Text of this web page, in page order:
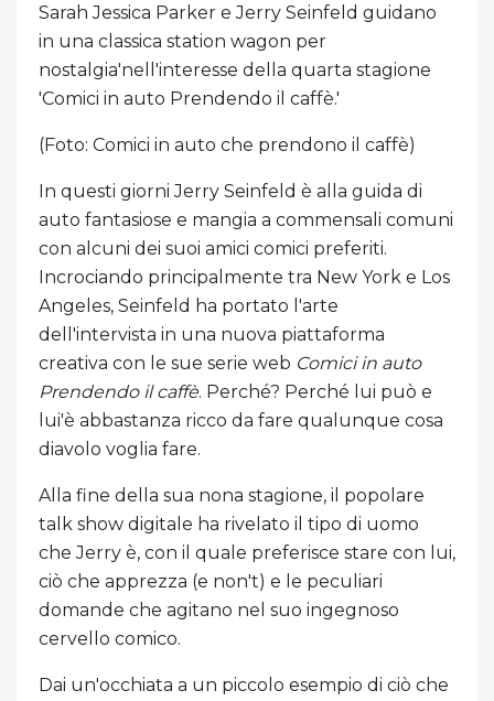
Sarah Jessica Parker e Jerry Seinfeld guidano
in una classica station wagon per
nostalgia'nell'interesse della quarta stagione
'Comici in auto Prendendo il caffè.'
(Foto: Comici in auto che prendono il caffè)
In questi giorni Jerry Seinfeld è alla guida di
auto fantasiose e mangia a commensali comuni
con alcuni dei suoi amici comici preferiti.
Incrociando principalmente tra New York e Los
Angeles, Seinfeld ha portato l'arte
dell'intervista in una nuova piattaforma
creativa con le sue serie web Comici in auto
Prendendo il caffè. Perché? Perché lui può e
lui'è abbastanza ricco da fare qualunque cosa
diavolo voglia fare.
Alla fine della sua nona stagione, il popolare
talk show digitale ha rivelato il tipo di uomo
che Jerry è, con il quale preferisce stare con lui,
ciò che apprezza (e non't) e le peculiari
domande che agitano nel suo ingegnoso
cervello comico.
Dai un'occhiata a un piccolo esempio di ciò che